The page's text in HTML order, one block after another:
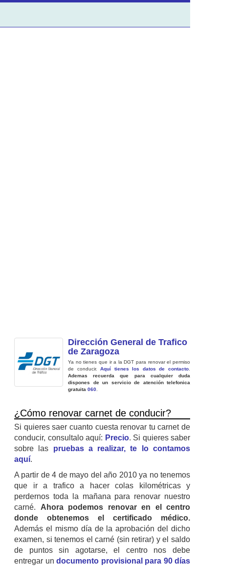
Dirección General de Trafico
de Zaragoza
Ya no tienes que ir a la DGT para renovar el permiso
de conducir.Aquí tienes los datos de contacto
Ademas recuerda que para cualquier duda
dispones de un servicio de atención telefonica
gratuita 060
¿Cómo renovar carnet de conducir?
Si quieres saer cuanto cuesta renovar tu carnet de
conducir, consultalo aquí: Precio. Si quieres saber
sobre las pruebas a realizar, te lo contamos
aquí.
A partir de 4 de mayo del año 2010 ya no tenemos
que ir a trafico a hacer colas kilométricas y
perdernos toda la mañana para renovar nuestro
carné. Ahora podemos renovar en el centro
donde obtenemos el certificado médico.
Además el mismo día de la aprobación del dicho
examen, si tenemos el carné (sin retirar) y el saldo
de puntos sin agotarse, el centro nos debe
entregar un documento provisional para 90 días